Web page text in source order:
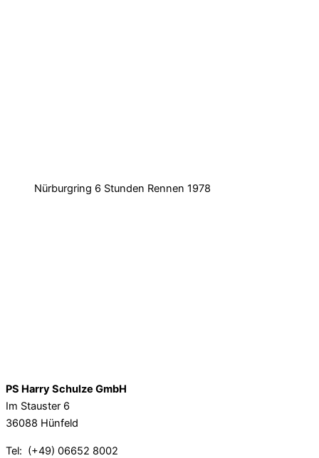
Nürburgring 6 Stunden Rennen 1978
PS Harry Schulze GmbH
Im Stauster 6
36088 Hünfeld
Tel: (+49) 06652 8002